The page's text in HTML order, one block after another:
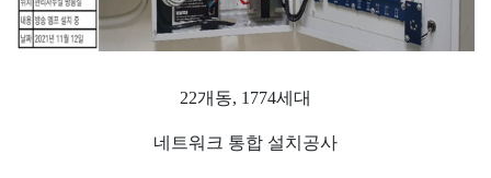
22개동, 1774세대
네트워크 통합 설치공사